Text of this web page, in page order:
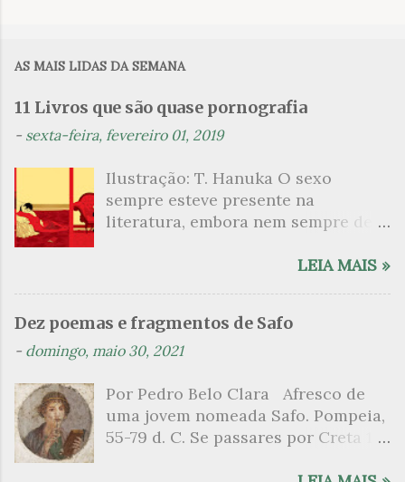
n
t
i
o
AS MAIS LIDAS DA SEMANA
11 Livros que são quase pornografia
- sexta-feira, fevereiro 01, 2019
Ilustração: T. Hanuka O sexo
sempre esteve presente na
literatura, embora nem sempre de
que mergulharam em sua própria
psicanalítico e findaram por revelar
a partir dessa intimidade o lado
apresenta um conjunto de livros
nos quais os escritores se
desnudam, livros que dispensam o
LEIA MAIS »
Dez poemas e fragmentos de Safo
- domingo, maio 30, 2021
Por Pedro Belo Clara Afresco de
uma jovem nomeada Safo. Pompeia,
55-79 d. C. Se passares por Creta 1